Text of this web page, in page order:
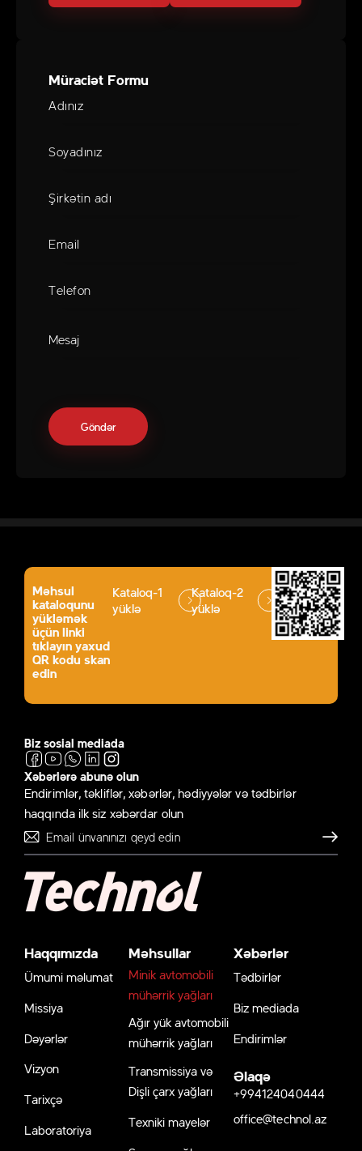
Müraciət Formu
Məhsul
kataloqunu
yükləmək
üçün linki
tıklayın yaxud
QR kodu skan
edin
Kataloq-1
yüklə
Kataloq-2
yüklə
Biz sosial mediada
Xəbərlərə abunə olun
Endirimlər, təkliflər, xəbərlər, hədiyyələr və tədbirlər
haqqında ilk siz xəbərdar olun
Göndər
Haqqımızda
Ümumi məlumat
Missiya
Dəyərlər
Vizyon
Tarixçə
Laboratoriya
Məhsullar
Minik avtomobili
mühərrik yağları
Ağır yük avtomobili
mühərrik yağları
Transmissiya və
Dişli çarx yağları
Texniki mayelər
Xəbərlər
Tədbirlər
Biz mediada
Endirimlər
Əlaqə
+994124040444
office@technol.az